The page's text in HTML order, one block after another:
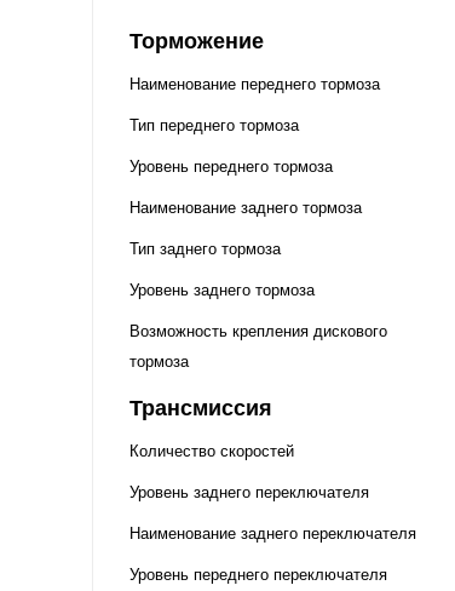
Торможение
Наименование переднего тормоза
Тип переднего тормоза
Уровень переднего тормоза
Наименование заднего тормоза
Тип заднего тормоза
Уровень заднего тормоза
Возможность крепления дискового
тормоза
Трансмиссия
Количество скоростей
Уровень заднего переключателя
Наименование заднего переключателя
Уровень переднего переключателя